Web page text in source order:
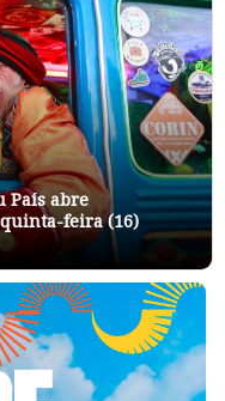
País abre
feira (16)